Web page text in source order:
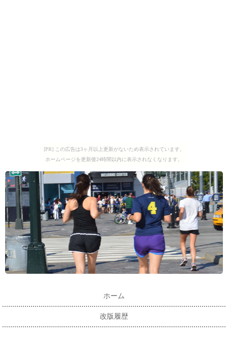
[PR] この広告は3ヶ月以上更新がないため表示されています。
ホームページを更新後24時間以内に表示されなくなります。
ホーム
改版履歴